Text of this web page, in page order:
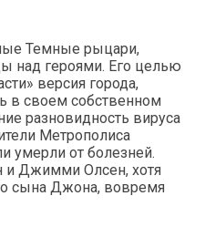
Темные рыцари,
над героями. Его целью
версия города,
в своем собственном
разновидность вируса
Метрополиса
умерли от болезней.
и Джимми Олсен, хотя
сына Джона, вовремя